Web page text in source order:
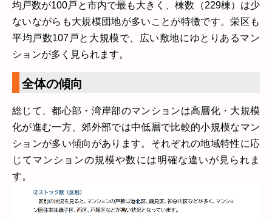
均戸数が100戸と市内で最も大きく、棟数（229棟）は少
ないながらも大規模団地が多いことが特徴です。栄区も
平均戸数107戸と大規模で、広い敷地にゆとりあるマン
ションが多く見られます。
全体の傾向
総じて、都心部・湾岸部のマンションは高層化・大規模
化が進む一方、郊外部では中低層で比較的小規模なマン
ションが多い傾向があります。それぞれの地域特性に応
じてマンションの規模や数には明確な違いが見られま
す。